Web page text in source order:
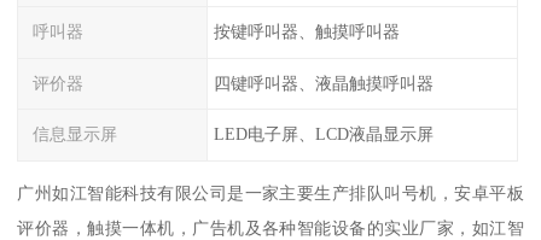
呼叫器 按键呼叫器、触摸呼叫器
评价器 四键呼叫器、液晶触摸呼叫器
信息显示屏 LED电子屏、LCD液晶显示屏
广州如江智能科技有限公司是一家主要生产排队叫号机，安卓平板
评价器，触摸一体机，广告机及各种智能设备的实业厂家，如江智